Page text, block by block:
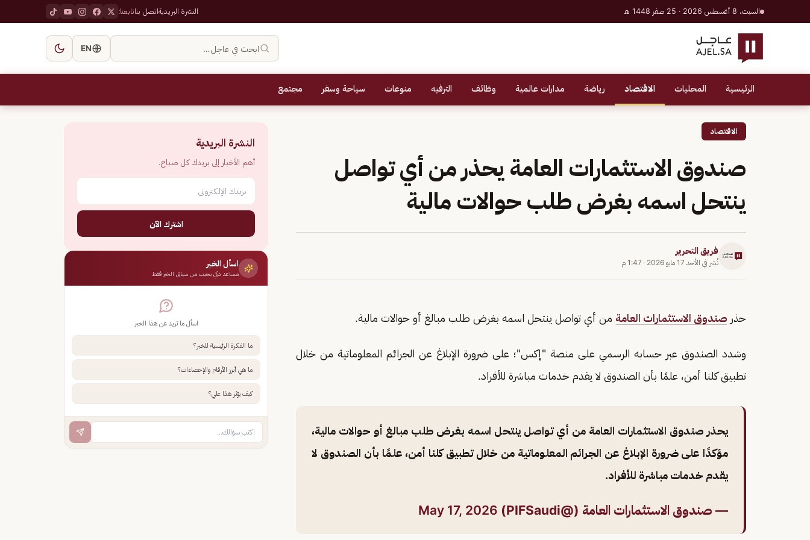
السبت، 8 أغسطس 2026 · 25 صفر 1448 هـ النشرة البريديةاتصل بناتابعنا:
ابحث في عاجل… EN
الرئيسية المحليات الاقتصاد رياضة مدارات عالمية وظائف الترفيه منوعات سياحة وسفر مجتمع
الاقتصاد
صندوق الاستثمارات العامة يحذر من أي تواصل
ينتحل اسمه بغرض طلب حوالات مالية
فريق التحرير
نُشر في الأحد 17 مايو 2026 · 1:47 م
حذر صندوق الاستثمارات العامة من أي تواصل ينتحل اسمه بغرض طلب مبالغ أو حوالات مالية.
وشدد الصندوق عبر حسابه الرسمي على منصة "إكس"؛ على ضرورة الإبلاغ عن الجرائم المعلوماتية من خلال
تطبيق كلنا أمن، علمًا بأن الصندوق لا يقدم خدمات مباشرة للأفراد.
يحذر صندوق الاستثمارات العامة من أي تواصل ينتحل اسمه بغرض طلب مبالغ أو حوالات مالية،
مؤكدًا على ضرورة الإبلاغ عن الجرائم المعلوماتية من خلال تطبيق كلنا أمن، علمًا بأن الصندوق لا
يقدم خدمات مباشرة للأفراد.
— صندوق الاستثمارات العامة (@PIFSaudi) May 17, 2026
النشرة البريدية
أهم الأخبار إلى بريدك كل صباح.
اشترك الآن
اسأل الخبر
مساعد ذكي يجيب من سياق الخبر فقط
اسأل ما تريد عن هذا الخبر
ما الفكرة الرئيسية للخبر؟
ما هي أبرز الأرقام والإحصاءات؟
كيف يؤثر هذا علي؟